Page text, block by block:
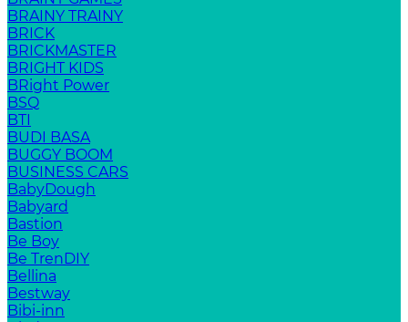
BRAINY TRAINY
BRICK
BRICKMASTER
BRIGHT KIDS
BRight Power
BSQ
BTI
BUDI BASA
BUGGY BOOM
BUSINESS CARS
BabyDough
Babyard
Bastion
Be Boy
Be TrenDIY
Bellina
Bestway
Bibi-inn